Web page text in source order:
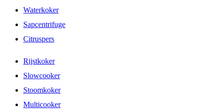
Waterkoker
Sapcentrifuge
Citruspers
Rijstkoker
Slowcooker
Stoomkoker
Multicooker